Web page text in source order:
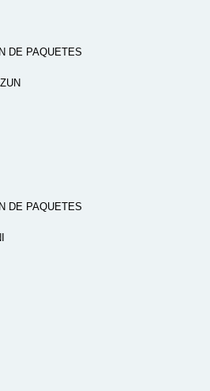
DE PAQUETES
DE PAQUETES